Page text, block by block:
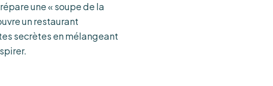
une « soupe de la
un restaurant
secrètes en mélangeant